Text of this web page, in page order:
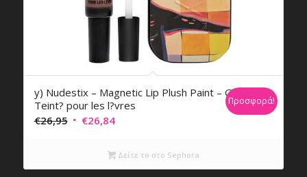
y) Nudestix – Magnetic Lip Plush Paint – Gel
Teint? pour les l?vres
€26,95 Original
€26,95.
€26,84Η
τιμή
είναι:
Προσφορά!
Δείτε το στο Sephora